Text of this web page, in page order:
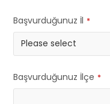
Başvurduğunuz İl *
Başvurduğunuz İlçe *